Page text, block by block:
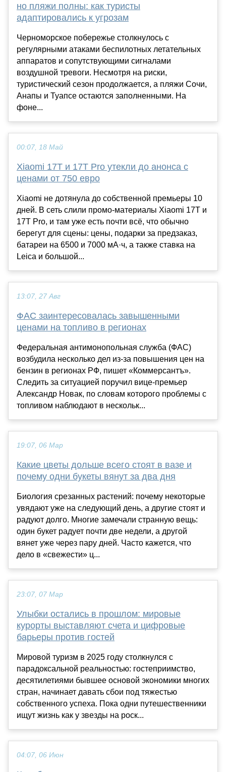
но пляжи полны: как туристы
адаптировались к угрозам
Черноморское побережье столкнулось с
регулярными атаками беспилотных летательных
аппаратов и сопутствующими сигналами
воздушной тревоги. Несмотря на риски,
туристический сезон продолжается, а пляжи Сочи,
Анапы и Туапсе остаются заполненными. На
фоне...
00:07, 18 Май
Xiaomi 17T и 17T Pro утекли до анонса с
ценами от 750 евро
Xiaomi не дотянула до собственной премьеры 10
дней. В сеть слили промо-материалы Xiaomi 17T и
17T Pro, и там уже есть почти всё, что обычно
берегут для сцены: цены, подарки за предзаказ,
батареи на 6500 и 7000 мА·ч, а также ставка на
Leica и большой...
13:07, 27 Авг
ФАС заинтересовалась завышенными
ценами на топливо в регионах
Федеральная антимонопольная служба (ФАС)
возбудила несколько дел из-за повышения цен на
бензин в регионах РФ, пишет «Коммерсантъ».
Следить за ситуацией поручил вице-премьер
Александр Новак, по словам которого проблемы с
топливом наблюдают в нескольк...
19:07, 06 Мар
Какие цветы дольше всего стоят в вазе и
почему одни букеты вянут за два дня
Биология срезанных растений: почему некоторые
увядают уже на следующий день, а другие стоят и
радуют долго. Многие замечали странную вещь:
один букет радует почти две недели, а другой
вянет уже через пару дней. Часто кажется, что
дело в «свежести» ц...
23:07, 07 Мар
Улыбки остались в прошлом: мировые
курорты выставляют счета и цифровые
барьеры против гостей
Мировой туризм в 2025 году столкнулся с
парадоксальной реальностью: гостеприимство,
десятилетиями бывшее основой экономики многих
стран, начинает давать сбои под тяжестью
собственного успеха. Пока одни путешественники
ищут жизнь как у звезды на роск...
04:07, 06 Июн